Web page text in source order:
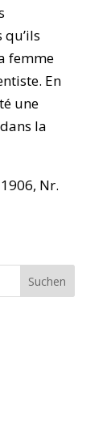
femme
En
une
la
Nr.
Suchen